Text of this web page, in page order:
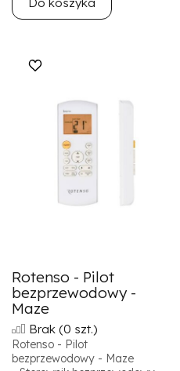
Rotenso - Pilot
bezprzewodowy -
Maze
Brak (0 szt.)
Rotenso - Pilot
bezprzewodowy - Maze